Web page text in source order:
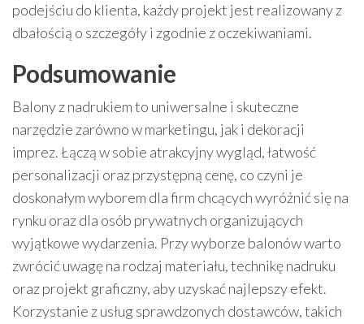
podejściu do klienta, każdy projekt jest realizowany z
dbałością o szczegóły i zgodnie z oczekiwaniami.
Podsumowanie
Balony z nadrukiem to uniwersalne i skuteczne
narzędzie zarówno w marketingu, jak i dekoracji
imprez. Łączą w sobie atrakcyjny wygląd, łatwość
personalizacji oraz przystępną cenę, co czyni je
doskonałym wyborem dla firm chcących wyróżnić się na
rynku oraz dla osób prywatnych organizujących
wyjątkowe wydarzenia. Przy wyborze balonów warto
zwrócić uwagę na rodzaj materiału, technikę nadruku
oraz projekt graficzny, aby uzyskać najlepszy efekt.
Korzystanie z usług sprawdzonych dostawców, takich